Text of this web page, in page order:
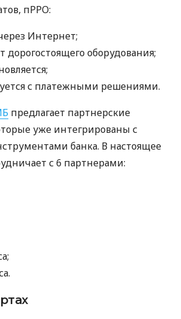
пРРО:
Интернет;
дорогостоящего оборудования;
с платежными решениями.
предлагает партнерские
уже интегрированы с
банка. В настоящее
с 6 партнерами: